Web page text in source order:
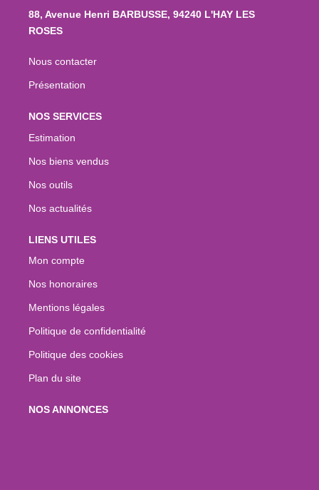
88, Avenue Henri BARBUSSE, 94240 L'HAY LES
ROSES
Nous contacter
Présentation
NOS SERVICES
Estimation
Nos biens vendus
Nos outils
Nos actualités
LIENS UTILES
Mon compte
Nos honoraires
Mentions légales
Politique de confidentialité
Politique des cookies
Plan du site
NOS ANNONCES